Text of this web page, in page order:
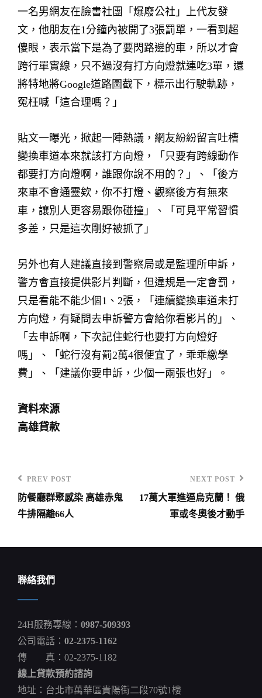
一名男網友在臉書社團「爆廢公社」上代友發
文，他朋友在1分鐘內被開了3張罰單，一看到超
傻眼，表示當下是為了要閃路邊的車，所以才會
跨行單實線，只不過沒有打方向燈就連吃3單，還
將特地將Google道路圖截下，標示出行駛軌跡，
冤枉喊「這合理嗎？」
貼文一曝光，掀起一陣熱議，網友紛紛留言吐槽
變換車道本來就該打方向燈，「只要有跨線動作
都要打方向燈啊，誰跟你說不用的？」、「後方
來車不會通靈欸，你不打燈、觀察後方有無來
車，讓別人更容易跟你碰撞」、「可見平常習慣
多差，只是這次剛好被抓了」
另外也有人建議直接到警察局或是監理所申訴，
警方會直接提供影片判斷，但違規是一定會罰，
只是看能不能少個1、2張，「連續變換車道未打
方向燈，有疑問去申訴警方會給你看影片的」、
「去申訴啊，下次記住蛇行也要打方向燈好
嗎」、「蛇行沒有罰2萬4很便宜了，乖乖繳學
費」、「建議你要申訴，少個一兩張也好」。
資料來源
高雄貸款
文
導
Previous
Post
PREV POST
防餐廳群聚感染 高雄赤鬼
牛排隔離66人
Post
NEXT POST
17萬大軍進逼烏克蘭！ 俄
軍或冬奧後才動手
聯絡我們
24H服務專線： 0987-509393
公司電話： 02-2375-1162
傳 真：02-2375-1182
線上貸款預約諮詢
地址：台北市萬華區貴陽街二段70號1樓